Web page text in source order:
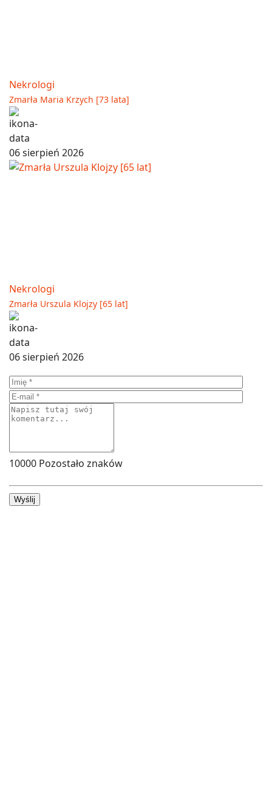
Nekrologi
Zmarła Maria Krzych [73 lata]
06 sierpień 2026
Nekrologi
Zmarła Urszula Klojzy [65 lat]
06 sierpień 2026
10000 Pozostało znaków
Wyślij